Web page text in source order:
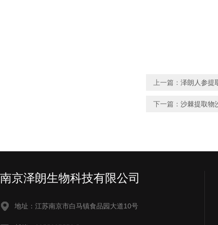
上一篇： 泽朗人参提
下一篇： 沙棘提取物
南京泽朗生物科技有限公司
地址：江苏南京市白马镇食品园大道10号